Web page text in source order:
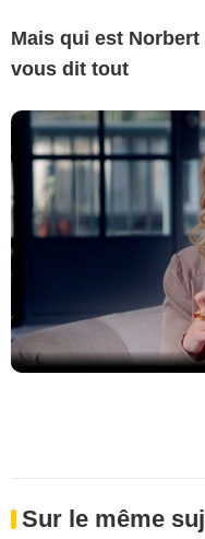
Mais qui est
vous dit tout
Sur le même